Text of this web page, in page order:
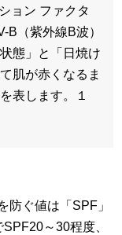
ョン ファクタ
B（紫外線B波）
態」と「日焼け
肌が赤くなるま
表します。１
防ぐ値は「SPF」
～30程度、